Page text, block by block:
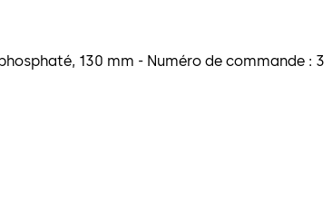
130 mm - Numéro de commande : 3